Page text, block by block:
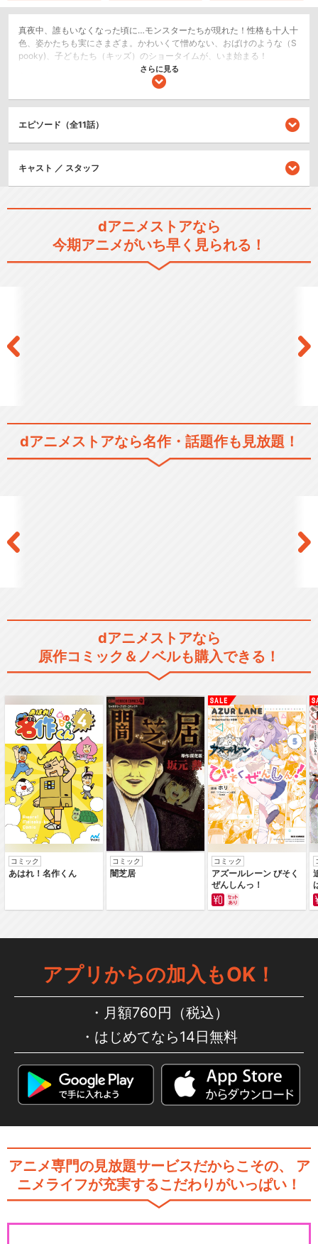
真夜中、誰もいなくなった頃に…モンスターたちが現れた！​性格も十人十
色、姿かたちも実にさまざま。​かわいくて憎めない、おばけのような（S
pooky)、子どもたち（キッズ）の​ショータイムが、いま始まる！​
シリーズ／関連のアニメ作品
Spookiz／スプーキッズ
Spookiz Season 2／スプーキ
Spookiz Cookie／スプーキッ
ズ ク…
Spookiz -Monsters Awake…
スプーキッズ ザ・ムービー
さらに見る
閉じる
エピソード（全11話）
キャスト ／ スタッフ
dアニメストアなら
今期アニメがいち早く見られる！
dアニメストアなら名作・話題作も見放題！
dアニメストアなら
原作コミック＆ノベルも購入できる！
コミック
あはれ！名作くん
コミック
闇芝居
コミック
アズールレーン びそく
ぜんしんっ！
アプリからの加入もOK！
月額760円（税込）
はじめてなら14日無料
アニメ専門の見放題サービスだからこその、
ア
ニメライフが充実するこだわりがいっぱい！